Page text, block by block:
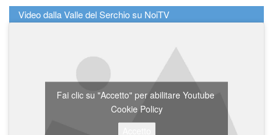
Video dalla Valle del Serchio su NoiTV
Fai clic su "Accetto" per abilitare Youtube
Cookie Policy